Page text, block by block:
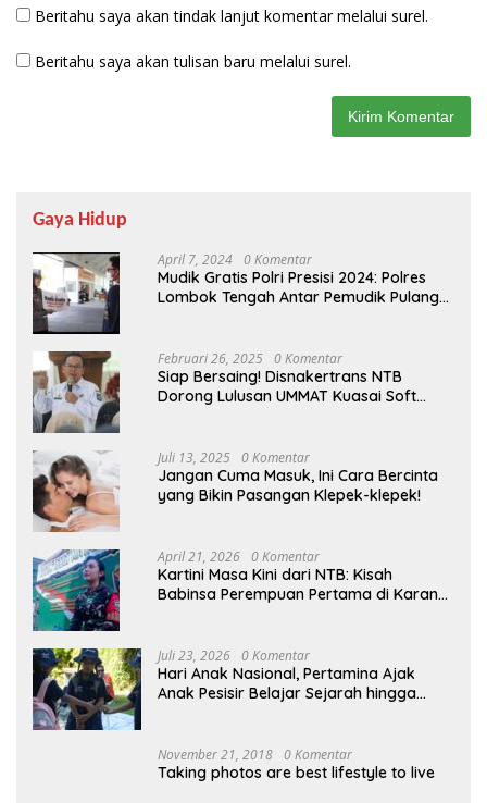
Beritahu saya akan tindak lanjut komentar melalui surel.
Beritahu saya akan tulisan baru melalui surel.
Gaya Hidup
April 7, 2024 0 Komentar
Mudik Gratis Polri Presisi 2024: Polres
Lombok Tengah Antar Pemudik Pulang
Februari 26, 2025 0 Komentar
Siap Bersaing! Disnakertrans NTB
Dorong Lulusan UMMAT Kuasai Soft
Juli 13, 2025 0 Komentar
Jangan Cuma Masuk, Ini Cara Bercinta
yang Bikin Pasangan Klepek-klepek!
April 21, 2026 0 Komentar
Kartini Masa Kini dari NTB: Kisah
Babinsa Perempuan Pertama di Karang
Juli 23, 2026 0 Komentar
Hari Anak Nasional, Pertamina Ajak
Anak Pesisir Belajar Sejarah hingga
November 21, 2018 0 Komentar
Taking photos are best lifestyle to live